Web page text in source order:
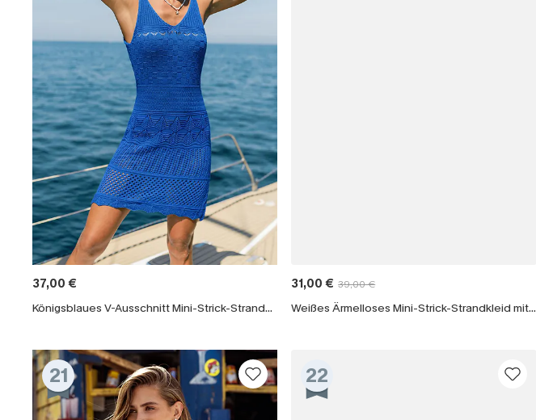
37,00 €
Königsblaues V-Ausschnitt Mini-Strick-Strandkleid
31,00 € 39,00 €
Weißes Ärmelloses Mini-Strick-Strandkleid mit Fransenbesatz
21 22